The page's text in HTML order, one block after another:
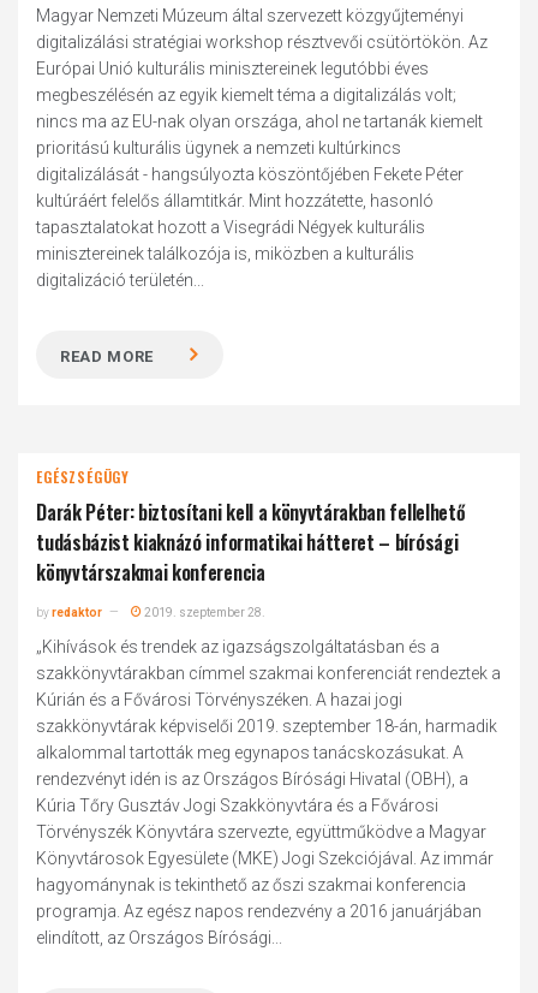
Magyar Nemzeti Múzeum által szervezett közgyűjteményi
digitalizálási stratégiai workshop résztvevői csütörtökön. Az
Európai Unió kulturális minisztereinek legutóbbi éves
megbeszélésén az egyik kiemelt téma a digitalizálás volt;
nincs ma az EU-nak olyan országa, ahol ne tartanák kiemelt
prioritású kulturális ügynek a nemzeti kultúrkincs
digitalizálását - hangsúlyozta köszöntőjében Fekete Péter
kultúráért felelős államtitkár. Mint hozzátette, hasonló
tapasztalatokat hozott a Visegrádi Négyek kulturális
minisztereinek találkozója is, miközben a kulturális
digitalizáció területén...
READ MORE
EGÉSZSÉGÜGY
Darák Péter: biztosítani kell a könyvtárakban fellelhető
tudásbázist kiaknázó informatikai hátteret – bírósági
könyvtárszakmai konferencia
byredaktor 2019. szeptember 28.
„Kihívások és trendek az igazságszolgáltatásban és a
szakkönyvtárakban címmel szakmai konferenciát rendeztek a
Kúrián és a Fővárosi Törvényszéken. A hazai jogi
szakkönyvtárak képviselői 2019. szeptember 18-án, harmadik
alkalommal tartották meg egynapos tanácskozásukat. A
rendezvényt idén is az Országos Bírósági Hivatal (OBH), a
Kúria Tőry Gusztáv Jogi Szakkönyvtára és a Fővárosi
Törvényszék Könyvtára szervezte, együttműködve a Magyar
Könyvtárosok Egyesülete (MKE) Jogi Szekciójával. Az immár
hagyománynak is tekinthető az őszi szakmai konferencia
programja. Az egész napos rendezvény a 2016 januárjában
elindított, az Országos Bírósági...